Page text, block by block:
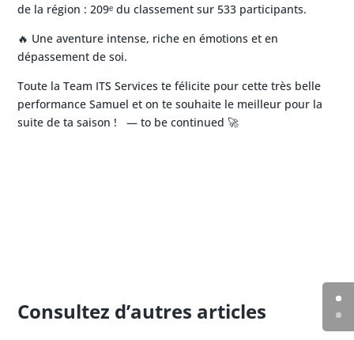
de la région : 209ᵉ du classement sur 533 participants.
🔥 Une aventure intense, riche en émotions et en
dépassement de soi.
Toute la Team ITS Services te félicite pour cette très belle
performance Samuel et on te souhaite le meilleur pour la
suite de ta saison ! — to be continued 🚀
Consultez d’autres articles